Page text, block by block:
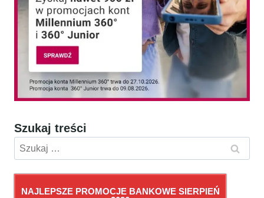
Szukaj treści
Szukaj:
NAJLEPSZE PROMOCJE BANKOWE SIERPIEŃ